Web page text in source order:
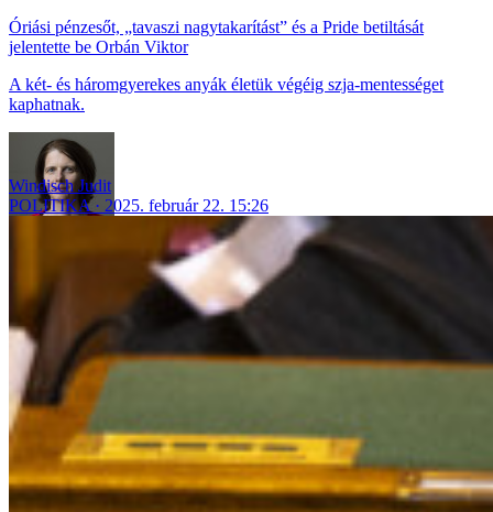
Óriási pénzesőt, „tavaszi nagytakarítást” és a Pride betiltását
jelentette be Orbán Viktor
A két- és háromgyerekes anyák életük végéig szja-mentességet
kaphatnak.
Windisch Judit
POLITIKA
2025. február 22. 15:26